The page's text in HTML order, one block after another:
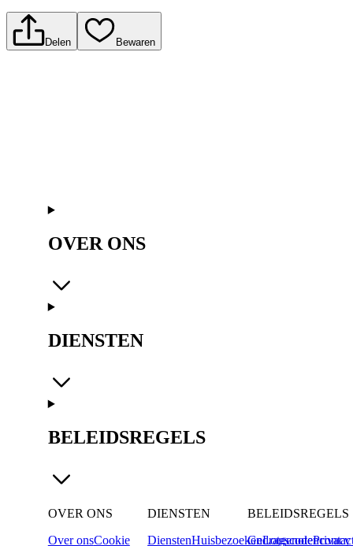
Delen Bewaren
OVER ONS
DIENSTEN
BELEIDSREGELS
OVER ONS
Over onsCookie
DIENSTEN
DienstenHuisbezoeken
BELEIDSREGELS
GedragscodePrivacy